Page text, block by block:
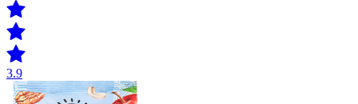
3.9